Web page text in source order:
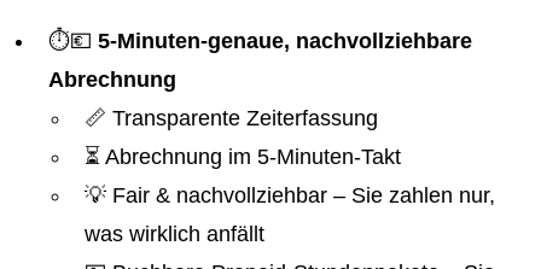
⏱️💶 5-Minuten-genaue, nachvollziehbare
Abrechnung
📏 Transparente Zeiterfassung
⏳ Abrechnung im 5-Minuten-Takt
💡 Fair & nachvollziehbar – Sie zahlen nur,
was wirklich anfällt